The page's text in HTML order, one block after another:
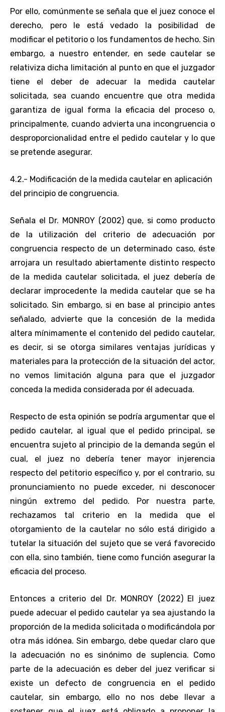
Por ello, comúnmente se señala que el juez conoce el
derecho, pero le está vedado la posibilidad de
modificar el petitorio o los fundamentos de hecho. Sin
embargo, a nuestro entender, en sede cautelar se
relativiza dicha limitación al punto en que el juzgador
tiene el deber de adecuar la medida cautelar
solicitada, sea cuando encuentre que otra medida
garantiza de igual forma la eficacia del proceso o,
principalmente, cuando advierta una incongruencia o
desproporcionalidad entre el pedido cautelar y lo que
se pretende asegurar.
4.2.- Modificación de la medida cautelar en aplicación
del principio de congruencia.
Señala el Dr. MONROY (2002) que, si como producto
de la utilización del criterio de adecuación por
congruencia respecto de un determinado caso, éste
arrojara un resultado abiertamente distinto respecto
de la medida cautelar solicitada, el juez debería de
declarar improcedente la medida cautelar que se ha
solicitado. Sin embargo, si en base al principio antes
señalado, advierte que la concesión de la medida
altera mínimamente el contenido del pedido cautelar,
es decir, si se otorga similares ventajas jurídicas y
materiales para la protección de la situación del actor,
no vemos limitación alguna para que el juzgador
conceda la medida considerada por él adecuada.
Respecto de esta opinión se podría argumentar que el
pedido cautelar, al igual que el pedido principal, se
encuentra sujeto al principio de la demanda según el
cual, el juez no debería tener mayor injerencia
respecto del petitorio específico y, por el contrario, su
pronunciamiento no puede exceder, ni desconocer
ningún extremo del pedido. Por nuestra parte,
rechazamos tal criterio en la medida que el
otorgamiento de la cautelar no sólo está dirigido a
tutelar la situación del sujeto que se verá favorecido
con ella, sino también, tiene como función asegurar la
eficacia del proceso.
Entonces a criterio del Dr. MONROY (2022) El juez
puede adecuar el pedido cautelar ya sea ajustando la
proporción de la medida solicitada o modificándola por
otra más idónea. Sin embargo, debe quedar claro que
la adecuación no es sinónimo de suplencia. Como
parte de la adecuación es deber del juez verificar si
existe un defecto de congruencia en el pedido
cautelar, sin embargo, ello no nos debe llevar a